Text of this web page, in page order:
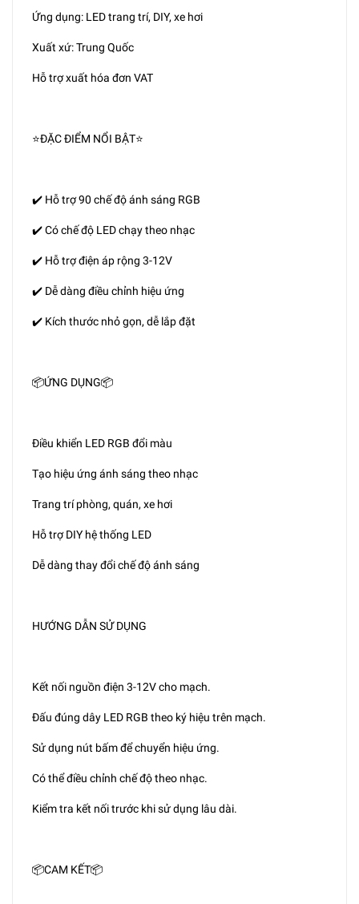
Ứng dụng: LED trang trí, DIY, xe hơi
Xuất xứ: Trung Quốc
Hỗ trợ xuất hóa đơn VAT
⭐ĐẶC ĐIỂM NỔI BẬT⭐
✔️ Hỗ trợ 90 chế độ ánh sáng RGB
✔️ Có chế độ LED chạy theo nhạc
✔️ Hỗ trợ điện áp rộng 3-12V
✔️ Dễ dàng điều chỉnh hiệu ứng
✔️ Kích thước nhỏ gọn, dễ lắp đặt
📦ỨNG DỤNG📦
Điều khiển LED RGB đổi màu
Tạo hiệu ứng ánh sáng theo nhạc
Trang trí phòng, quán, xe hơi
Hỗ trợ DIY hệ thống LED
Dễ dàng thay đổi chế độ ánh sáng
HƯỚNG DẪN SỬ DỤNG
Kết nối nguồn điện 3-12V cho mạch.
Đấu đúng dây LED RGB theo ký hiệu trên mạch.
Sử dụng nút bấm để chuyển hiệu ứng.
Có thể điều chỉnh chế độ theo nhạc.
Kiểm tra kết nối trước khi sử dụng lâu dài.
📦CAM KẾT📦